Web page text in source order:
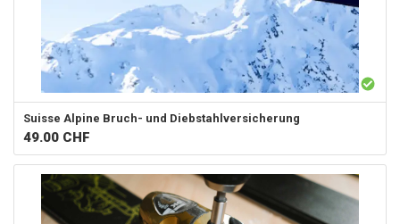
Suisse Alpine Bruch- und Diebstahlversicherung
49.00 CHF